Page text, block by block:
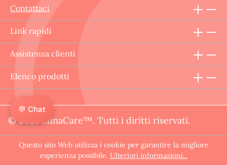
Contattaci
Link rapidi
Assistenza clienti
Elenco prodotti
© 2025 LunaCare™. Tutti i diritti riservati.
Questo sito Web utilizza i cookie per garantire la migliore
esperienza possibile. Ulteriori informazioni...
💬 Chat